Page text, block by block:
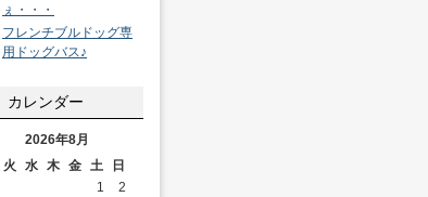
ぇ・・・
フレンチブルドッグ専
用ドッグバス♪
カレンダー
2026年8月
火 水 木 金 土
日
1
2